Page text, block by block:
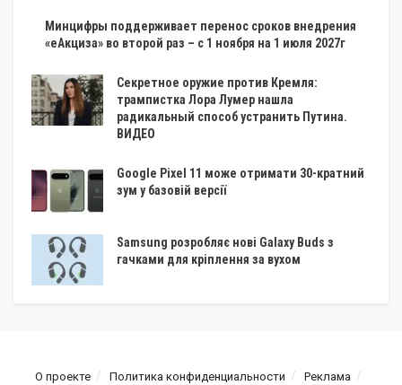
Минцифры поддерживает перенос сроков внедрения
«еАкциза» во второй раз – с 1 ноября на 1 июля 2027г
Секретное оружие против Кремля:
трампистка Лора Лумер нашла
радикальный способ устранить Путина.
ВИДЕО
Google Pixel 11 може отримати 30-кратний
зум у базовій версії
Samsung розробляє нові Galaxy Buds з
гачками для кріплення за вухом
О проекте Политика конфиденциальности
Реклама